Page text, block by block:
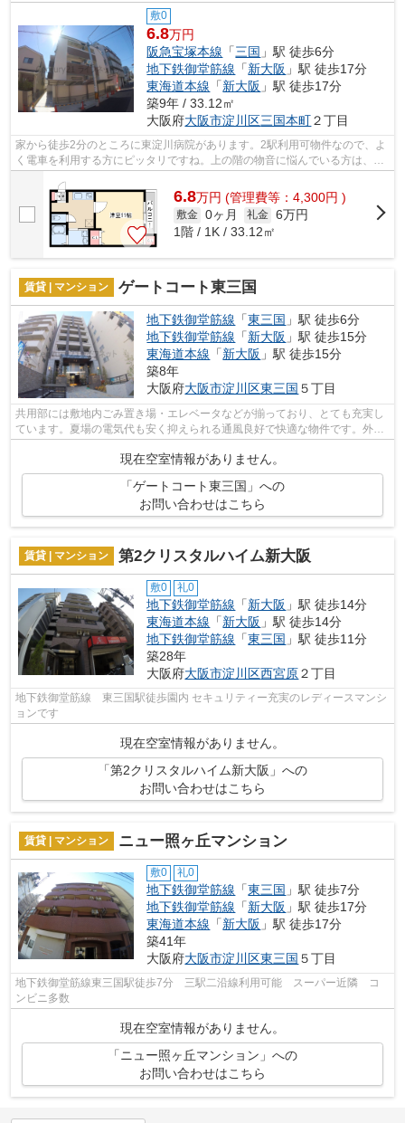
敷0
6.8万円
阪急宝塚本線 「三国 」駅 徒歩6分
地下鉄御堂筋線 「新大阪 」駅 徒歩17分
東海道本線 「新大阪 」駅 徒歩17分
築9年 / 33.12㎡
大阪府大阪市淀川区三国本町２丁目
家から徒歩2分のところに東淀川病院があります。2駅利用可物件なので、よ
く電車を利用する方にピッタリですね。上の階の物音に悩んでいる方は、上
階無しの物件はいかがでしょうか。敷...
6.8万円 (管理費等：4,300円 )
敷金 0ヶ月 礼金 6万円
1階 / 1K / 33.12㎡
賃貸 | マンション ゲートコート東三国
地下鉄御堂筋線 「東三国 」駅 徒歩6分
地下鉄御堂筋線 「新大阪 」駅 徒歩15分
東海道本線 「新大阪 」駅 徒歩15分
築8年
大阪府大阪市淀川区東三国 ５丁目
共用部には敷地内ごみ置き場・エレベータなどが揃っており、とても充実し
ています。夏場の電気代も安く抑えられる通風良好で快適な物件です。外観
タイル張りの物件です。2駅利用可能な...
現在空室情報がありません。
「ゲートコート東三国」への
お問い合わせはこちら
賃貸 | マンション 第2クリスタルハイム新大阪
敷0 礼0
地下鉄御堂筋線 「新大阪 」駅 徒歩14分
東海道本線 「新大阪 」駅 徒歩14分
地下鉄御堂筋線 「東三国 」駅 徒歩11分
築28年
大阪府大阪市淀川区西宮原２丁目
地下鉄御堂筋線 東三国駅徒歩園内 セキュリティー充実のレディースマンシ
ョンです
現在空室情報がありません。
「第2クリスタルハイム新大阪」への
お問い合わせはこちら
賃貸 | マンション ニュー照ヶ丘マンション
敷0 礼0
地下鉄御堂筋線 「東三国 」駅 徒歩7分
地下鉄御堂筋線 「新大阪 」駅 徒歩17分
東海道本線 「新大阪 」駅 徒歩17分
築41年
大阪府大阪市淀川区東三国 ５丁目
地下鉄御堂筋線東三国駅徒歩7分 三駅二沿線利用可能 スーパー近隣 コ
ンビニ多数
現在空室情報がありません。
「ニュー照ヶ丘マンション」への
お問い合わせはこちら